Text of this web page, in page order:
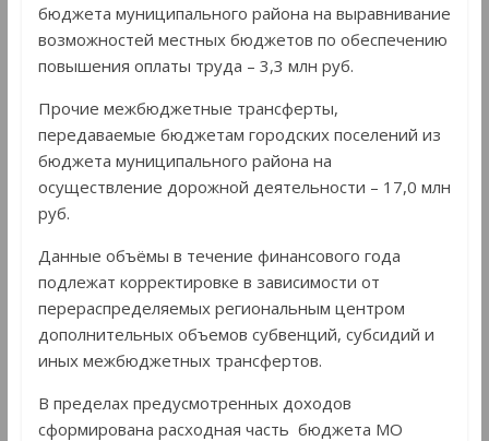
бюджета муниципального района на выравнивание
возможностей местных бюджетов по обеспечению
повышения оплаты труда – 3,3 млн руб.
Прочие межбюджетные трансферты,
передаваемые бюджетам городских поселений из
бюджета муниципального района на
осуществление дорожной деятельности – 17,0 млн
руб.
Данные объёмы в течение финансового года
подлежат корректировке в зависимости от
перераспределяемых региональным центром
дополнительных объемов субвенций, субсидий и
иных межбюджетных трансфертов.
В пределах предусмотренных доходов
сформирована расходная часть бюджета МО